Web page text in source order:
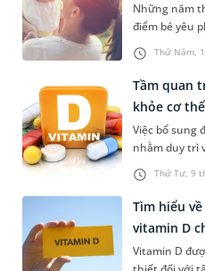
Thứ Năm,
Những năm
điểm bé yêu
vậy, cha mẹ
các dưỡng
nhất là
cho trẻ sơ
cùng
Thứ Tư, 9
Tầm quan
khỏe cơ thể
Việc bổ sung
nhằm duy trì
đã và đang
qua cố vấn từ
khoa
độc giả có
bổ sung
Tìm hiểu
vitamin D
Vitamin D